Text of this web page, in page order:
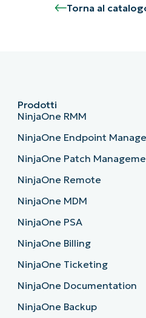
Torna al
Prodotti
NinjaOne RMM
NinjaOne Endpoint
NinjaOne Patch
NinjaOne Remote
NinjaOne MDM
NinjaOne PSA
NinjaOne Billing
NinjaOne Ticketing
NinjaOne Documentation
NinjaOne Backup